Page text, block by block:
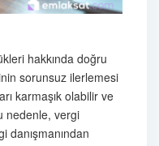
hakkında doğru
sorunsuz ilerlemesi
karmaşık olabilir ve
nedenle, vergi
danışmanından